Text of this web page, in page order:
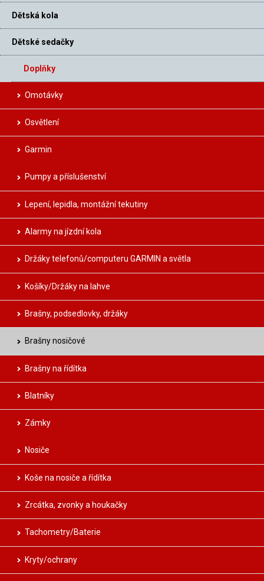
Dětská kola
Dětské sedačky
Doplňky
Omotávky
Osvětlení
Garmin
Pumpy a příslušenství
Lepení, lepidla, montážní tekutiny
Alarmy na jízdní kola
Držáky telefonů/computeru GARMIN a světla
Košíky/Držáky na lahve
Brašny, podsedlovky, držáky
Brašny nosičové
Brašny na řídítka
Blatníky
Zámky
Nosiče
Koše na nosiče a řídítka
Zrcátka, zvonky a houkačky
Tachometry/Baterie
Kryty/ochrany